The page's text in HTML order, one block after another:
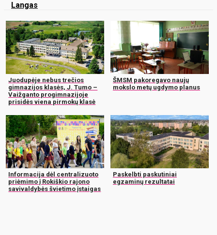
Langas
Juodupėje nebus trečios
gimnazijos klasės, J. Tumo –
Vaižganto progimnazijoje
prisidės viena pirmokų klasė
ŠMSM pakoregavo naujų
mokslo metų ugdymo planus
Informacija dėl centralizuoto
priėmimo į Rokiškio rajono
savivaldybės švietimo įstaigas
Paskelbti paskutiniai
egzaminų rezultatai